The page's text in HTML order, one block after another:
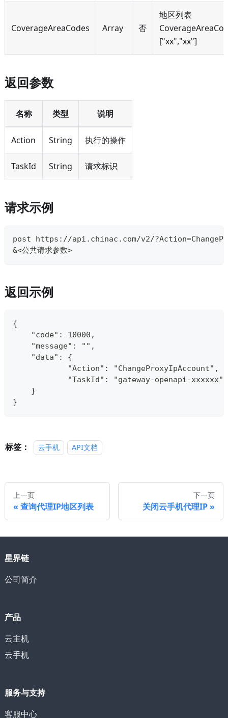
CoverageAreaCodes Array 否
地区列表
["xx","xx"]
返回参数
名称 类型 说明
Action String 执行的操作
TaskId String 请求标识
请求示例
post https://api.chinac.com/v2/
&<公共请求参数>
返回示例
{
    "code": 10000,
    "message": "",
    "data": {
            "Action": "ChangeProxyIpAccount",
            "TaskId": "gateway-openapi-xxxxxx"
    }
}
标签： 云手机 API文档
上一页
查询代理IP地区列表
下一页
关闭云手机代理IP
星界链
公司简介
产品
云主机
云手机
服务与支持
客服中心